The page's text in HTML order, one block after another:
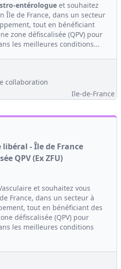
entérologue et souhaitez
Île de France, dans un secteur
tout en bénéficiant
zone défiscalisée (QPV) pour
les meilleures conditions...
collaboration
Ile-de-France
- Île de France
QPV (Ex ZFU)
et souhaitez vous
France, dans un secteur à
tout en bénéficiant des
défiscalisée (QPV) pour
les meilleures conditions